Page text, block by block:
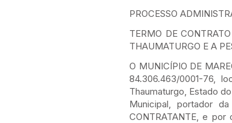
PROCESSO
TERMO DE
THAUMATURGO E A
O MUNICÍPIO DE
84.306.463/0001-76,
Thaumaturgo, Estado
Municipal, portador
CONTRATANTE, e por